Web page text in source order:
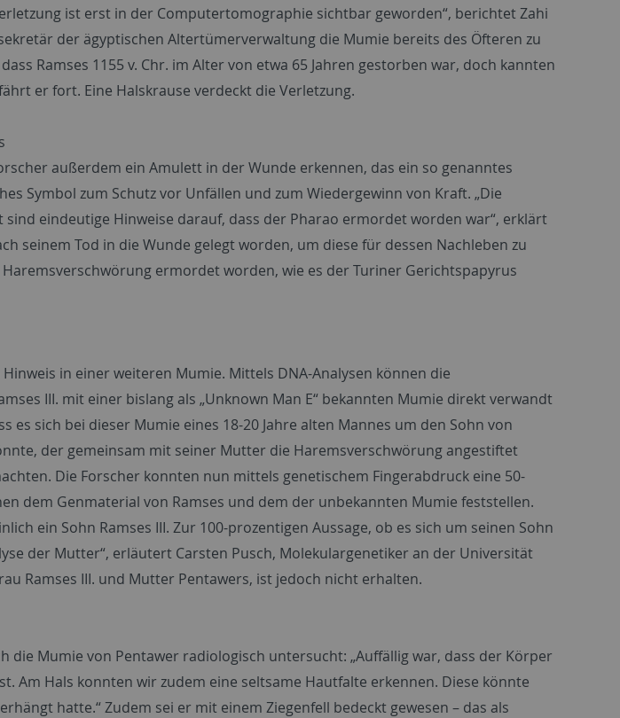
ist erst in der Computertomographie sichtbar geworden“, berichtet Zahi
der ägyptischen Altertümerverwaltung die Mumie bereits des Öfteren zu
Ramses 1155 v. Chr. im Alter von etwa 65 Jahren gestorben war, doch kannten
er fort. Eine Halskrause verdeckt die Verletzung.
außerdem ein Amulett in der Wunde erkennen, das ein so genanntes
Symbol zum Schutz vor Unfällen und zum Wiedergewinn von Kraft. „Die
eindeutige Hinweise darauf, dass der Pharao ermordet worden war“, erklärt
seinem Tod in die Wunde gelegt worden, um diese für dessen Nachleben zu
ermordet worden, wie es der Turiner Gerichtspapyrus
in einer weiteren Mumie. Mittels DNA-Analysen können die
III. mit einer bislang als „Unknown Man E“ bekannten Mumie direkt verwandt
es sich bei dieser Mumie eines 18-20 Jahre alten Mannes um den Sohn von
der gemeinsam mit seiner Mutter die Haremsverschwörung angestiftet
Die Forscher konnten nun mittels genetischem Fingerabdruck eine 50-
dem Genmaterial von Ramses und dem der unbekannten Mumie feststellen.
ein Sohn Ramses III. Zur 100-prozentigen Aussage, ob es sich um seinen Sohn
der Mutter“, erläutert Carsten Pusch, Molekulargenetiker an der Universität
Ramses III. und Mutter Pentawers, ist jedoch nicht erhalten.
die Mumie von Pentawer radiologisch untersucht: „Auffällig war, dass der Körper
Am Hals konnten wir zudem eine seltsame Hautfalte erkennen. Diese könnte
hatte.“ Zudem sei er mit einem Ziegenfell bedeckt gewesen – das als